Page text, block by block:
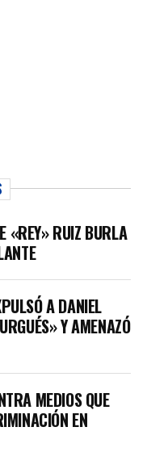
«REY» RUIZ BURLA
A DANIEL
Y AMENAZÓ
MEDIOS QUE
EN